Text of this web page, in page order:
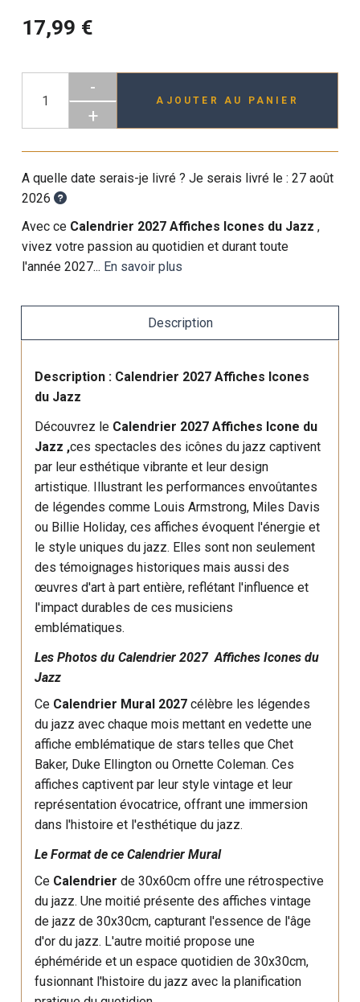
17,99 €
-
+
AJOUTER AU PANIER
A quelle date serais-je livré ? Je serais livré le :27 août
2026
Avec ce Calendrier 2027 Affiches Icones du Jazz,
vivez votre passion au quotidien et durant toute
l'année 2027... En savoir plus
Description
Description : Calendrier 2027 Affiches Icones
du Jazz
Découvrez le Calendrier 2027 Affiches Icone du
Jazz ,ces spectacles des icônes du jazz captivent
par leur esthétique vibrante et leur design
artistique. Illustrant les performances envoûtantes
de légendes comme Louis Armstrong, Miles Davis
ou Billie Holiday, ces affiches évoquent l'énergie et
le style uniques du jazz. Elles sont non seulement
des témoignages historiques mais aussi des
œuvres d'art à part entière, reflétant l'influence et
l'impact durables de ces musiciens
emblématiques.
Les Photos du Calendrier 2027 Affiches Icones du
Jazz
Ce Calendrier Mural 2027 célèbre les légendes
du jazz avec chaque mois mettant en vedette une
affiche emblématique de stars telles que Chet
Baker, Duke Ellington ou Ornette Coleman. Ces
affiches captivent par leur style vintage et leur
représentation évocatrice, offrant une immersion
dans l'histoire et l'esthétique du jazz.
Le Format de ce Calendrier Mural
Ce Calendrierde 30x60cm offre une rétrospective
du jazz. Une moitié présente des affiches vintage
de jazz de 30x30cm, capturant l'essence de l'âge
d'or du jazz. L'autre moitié propose une
éphéméride et un espace quotidien de 30x30cm,
fusionnant l'histoire du jazz avec la planification